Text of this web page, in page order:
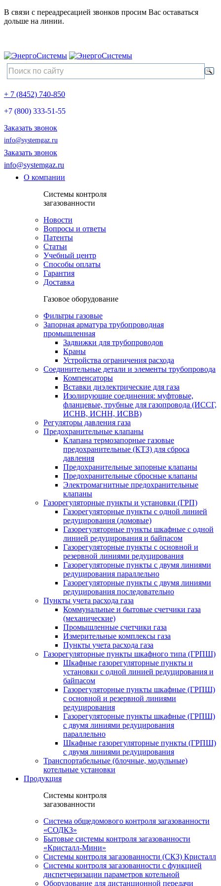
В связи с переадресацией звонков просим Вас оставаться
дольше на линии.
+ 7 (8452) 740-850
+7 (800) 333-51-55
Заказать звонок
info@systemgaz.ru
Заказать звонок
info@systemgaz.ru
О компании
Системы контроля
загазованности
Новости
Вопросы и ответы
Патенты
Статьи
Учебный центр
Способы оплаты
Гарантия
Доставка
Газовое оборудование
Фильтры газовые
Запорная арматура трубопроводная
промышленная
Задвижки для трубопроводов
Краны
Устройства ограничения расхода
Соединительные детали и элементы трубопровода
Компенсаторы
Вставки диэлектрические для газа
Изолирующие соединения: муфтовые,
фланцевые, трубные для газопровода (ИССГ,
ИСНВ, ИСНН, ИСВВ)
Регуляторы давления газа
Предохранительные клапаны
Клапана термозапорные газовые
предохранительные (КТЗ) для сброса
давления
Предохранительные запорные клапаны
Предохранительные сбросные клапаны
Электромагнитные предохранительные
клапаны
Газорегуляторные пункты и установки (ГРП)
Газорегуляторные пункты с одной линией
редуцирования (домовые)
Газорегуляторные пункты шкафные с одной
линией редуцирования и байпасом
Газорегуляторные пункты с основной и
резервной линиями редуцирования
Газорегуляторные пункты с двумя линиями
редуцирования параллельно
Газорегуляторные пункты с двумя линиями
редуцирования последовательно
Пункты учета расхода газа
Коммунальные и бытовые счетчики газа
(механические)
Промышленные счетчики газа
Измерительные комплексы газа
Пункты учета расхода газа
Газорегуляторные пункты шкафного типа (ГРПШ)
Шкафные газорегуляторные пункты и
установки c одной линией редуцирования и
байпасом
Газорегуляторные пункты шкафные (ГРПШ)
с основной и резервной линиями
редуцирования
Газорегуляторные пункты шкафные (ГРПШ)
с двумя линиями редуцирования
параллельно
Шкафные газорегуляторные пункты (ГРПШ)
c двумя линиями редуцирования
Транспортабельные (блочные, модульные)
котельные установки
Продукция
Системы контроля
загазованности
Система общедомового контроля загазованности
«СОДКЗ»
Бытовые системы контроля загазованности
«Кристалл-Мини»
Системы контроля загазованности (СКЗ) Кристалл
Системы контроля загазованности с функцией
диспетчеризации параметров котельной
Оборудование для дистанционной передачи